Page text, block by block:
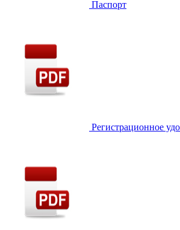
Паспорт
Регистрационное